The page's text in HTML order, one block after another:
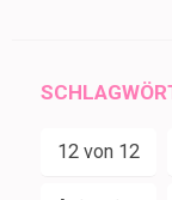
12 von 12